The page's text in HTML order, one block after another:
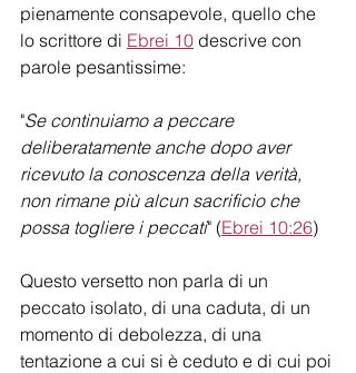
pienamente consapevole, quello che
lo scrittore di Ebrei 10 descrive con
parole pesantissime:
"Se continuiamo a peccare
deliberatamente anche dopo aver
ricevuto la conoscenza della verità,
non rimane più alcun sacrificio che
possa togliere i peccati" (Ebrei 10:26)
Questo versetto non parla di un
peccato isolato, di una caduta, di un
momento di debolezza, di una
tentazione a cui si è ceduto e di cui poi